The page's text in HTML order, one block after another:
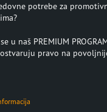
potrebe za
u naš PREMIUM
pravo na